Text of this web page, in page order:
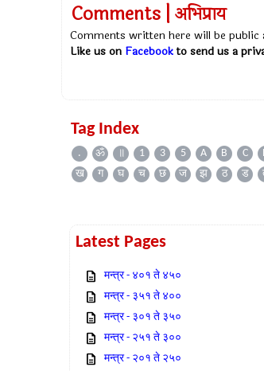
Comments | अभिप्राय
Comments written here will be
Like us on Facebookto send us a
Tag Index
. ॐ ॥ 1 3 5 A B C
ख
ग घ च छ ज झ ठ ड
Latest Pages
मन्त्र - ४०१ ते ४५०
मन्त्र - ३५१ ते ४००
मन्त्र - ३०१ ते ३५०
मन्त्र - २५१ ते ३००
मन्त्र - २०१ ते २५०